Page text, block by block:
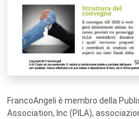
FrancoAngeli è membro della
Association, Inc (PILA),